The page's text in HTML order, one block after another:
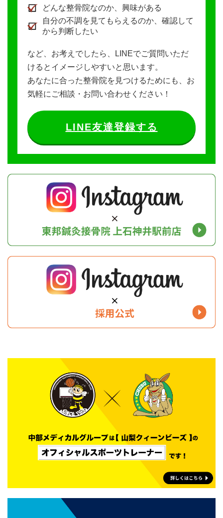
どんな整骨院なのか、興味がある
自分の不調を見てもらえるのか、確認して
から判断したい
など、お考えでしたら、LINEでご質問いただ
けるとイメージしやすいと思います。
あなたに合った整骨院を見つけるためにも、お
気軽にご相談・お問い合わせください！
LINE友達登録する